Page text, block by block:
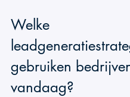
Welke
gebruiken
vandaag?